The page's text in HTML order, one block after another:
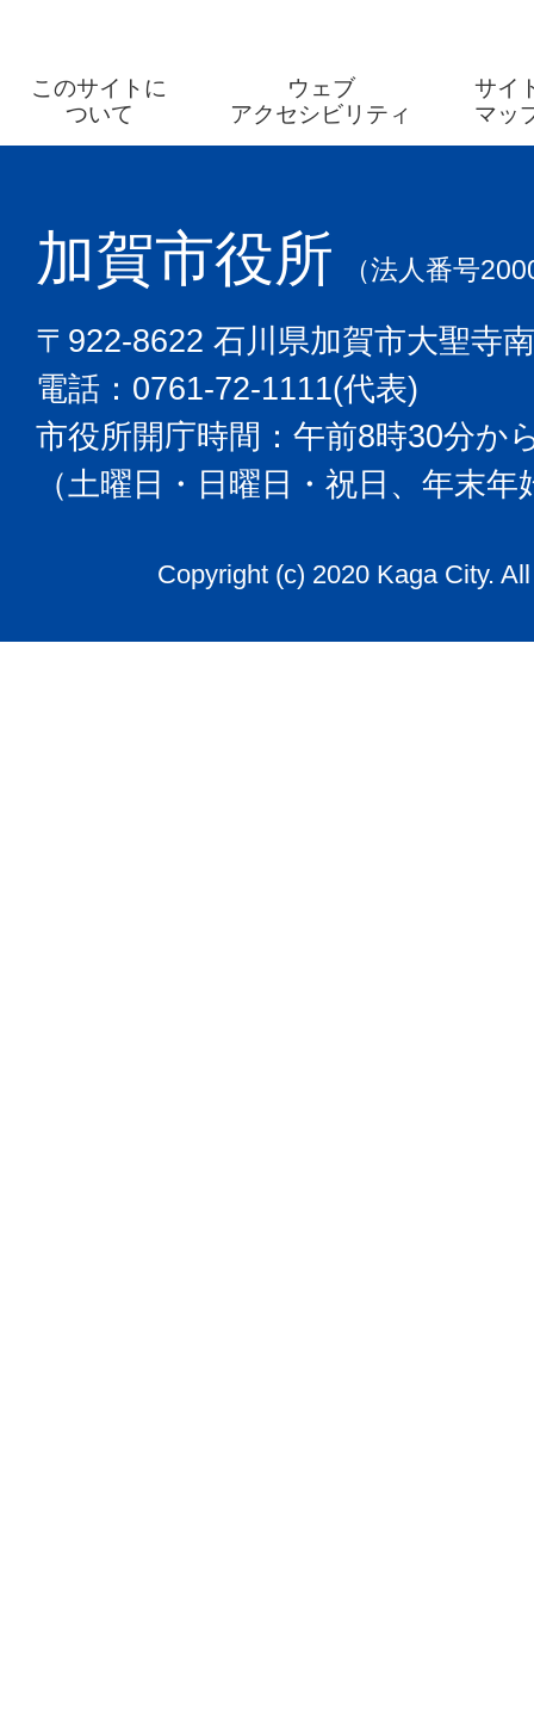
このサイトに
ついて
ウェブ
アクセシビリティ
サイ
マッ
加賀市役所 （法人番号
〒922-8622 石川県加賀市大聖寺
電話：0761-72-1111(代表)
市役所開庁時間：午前8時30分か
（土曜日・日曜日・祝日、年末
Copyright (c) 2020 Kaga City.